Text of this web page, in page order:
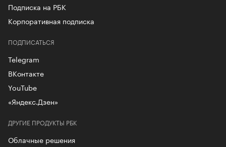
Подписка на РБК
Корпоративная подписка
ДРУГИЕ ПРОДУКТЫ РБК
Облачные решения
ПОДПИСАТЬСЯ
Telegram
ВКонтакте
YouTube
«Яндекс.Дзен»